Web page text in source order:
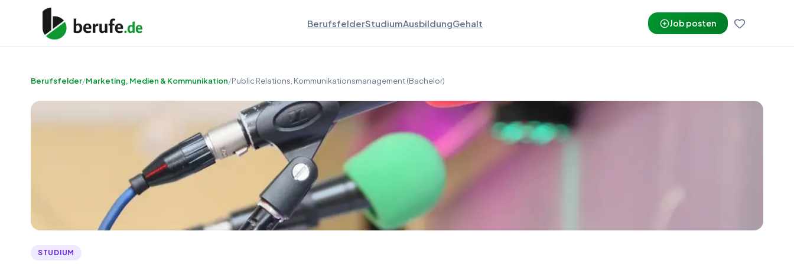
BerufsfelderStudiumAusbildungGehalt Job posten
Berufsfelder/Marketing, Medien & Kommunikation/Public Relations, Kommunikationsmanagement (Bachelor)
STUDIUM